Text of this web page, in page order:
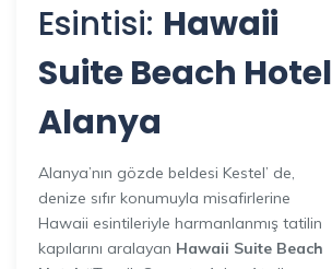
Esintisi: Hawaii
Suite Beach Hotel
Alanya
Alanya’nın gözde beldesi Kestel’ de,
denize sıfır konumuyla misafirlerine
Hawaii esintileriyle harmanlanmış tatilin
kapılarını aralayan Hawaii Suite Beach